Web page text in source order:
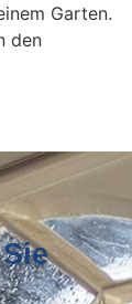
Garten.
den